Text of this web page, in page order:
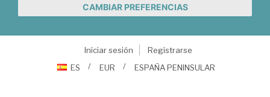
CAMBIAR PREFERENCIAS
Iniciar sesión
Registrarse
ES
EUR ESPAÑA PENINSULAR